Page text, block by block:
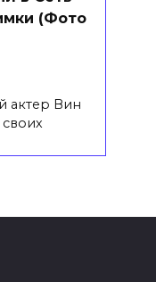
(Фото
актер Вин